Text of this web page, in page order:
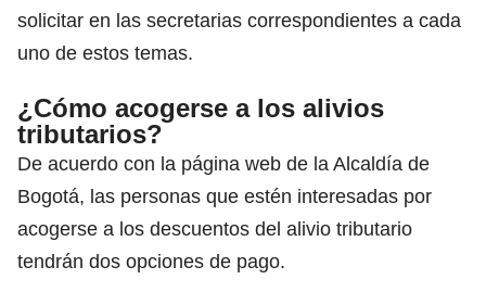
solicitar en las secretarias correspondientes a cada
uno de estos temas.
¿Cómo acogerse a los alivios
tributarios?
De acuerdo con la página web de la Alcaldía de
Bogotá, las personas que estén interesadas por
acogerse a los descuentos del alivio tributario
tendrán dos opciones de pago.